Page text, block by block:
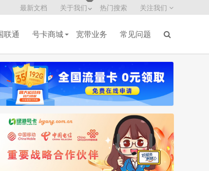
最新文档 关于我们 热门搜索 关注我们
联通 号卡商城 宽带业务 常见问题